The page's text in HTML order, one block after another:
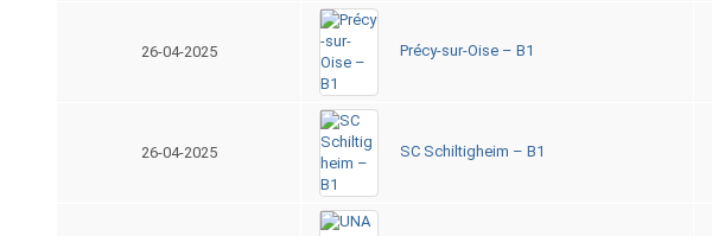
26-04-2025 Précy-sur-Oise – B1
26-04-2025 SC Schiltigheim – B1